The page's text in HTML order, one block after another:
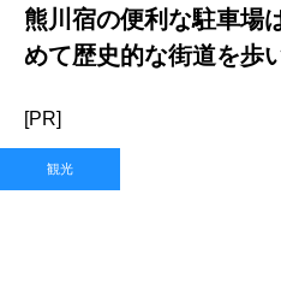
熊川宿の便利な駐車場
めて歴史的な街道を歩
[PR]
観光